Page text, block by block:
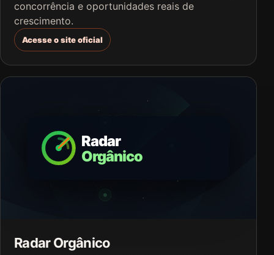
concorrência e oportunidades reais de
crescimento.
Acesse o site oficial
Radar Orgânico